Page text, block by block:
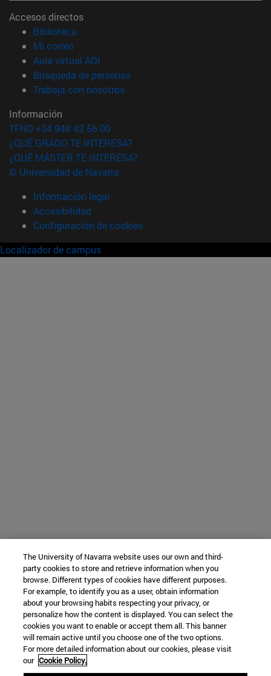
Accesos directos
Biblioteca
Mi correo(abre en nueva ventana)
Aula virtual ADI
Búsqueda de personas(abre en nueva ventana)
Trabaja con nosotros(abre en nueva ventana)
Información
TFNO +34 948 42 56 00
¿QUÉ GRADO TE INTERESA?
¿QUÉ MÁSTER TE INTERESA?
© Universidad de Navarra
Información legal
Accesibilidad
Configuración de cookies
Localizador de campus
The University of Navarra website uses our own and third-
party cookies to store and retrieve information when you
browse. Different types of cookies have different purposes.
For example, to identify you as a user, obtain information
about your browsing habits respecting your privacy, or
personalize how the content is displayed. You can select the
cookies you want to enable or accept them all. This banner
will remain active until you choose one of the two options.
For more detailed information about our cookies, please visit
our Cookie Policy.